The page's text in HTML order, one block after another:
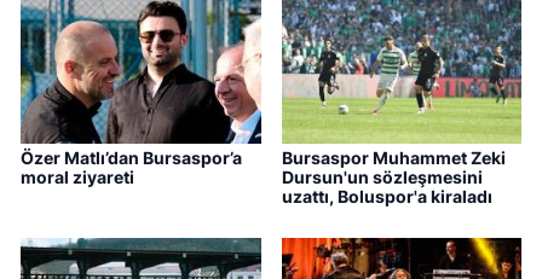
Özer Matlı’dan Bursaspor’a
moral ziyareti
Bursaspor Muhammet Zeki
Dursun'un sözleşmesini
uzattı, Boluspor'a kiraladı